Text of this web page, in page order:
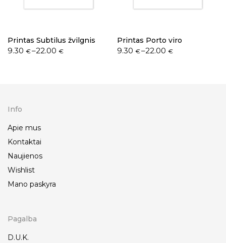
Printas Subtilus žvilgnis
9.30 €–22.00€
Printas Porto viro
9.30 €–22.00 €
Info
Apie mus
Kontaktai
Naujienos
Wishlist
Mano paskyra
Pagalba
D.U.K.